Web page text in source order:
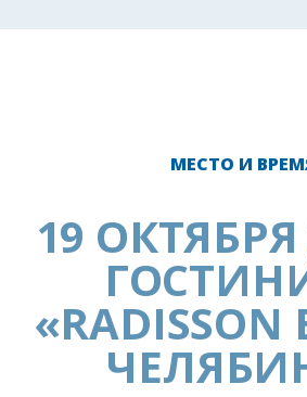
МЕСТО И
19 ОКТЯБРЯ
«RADISSON